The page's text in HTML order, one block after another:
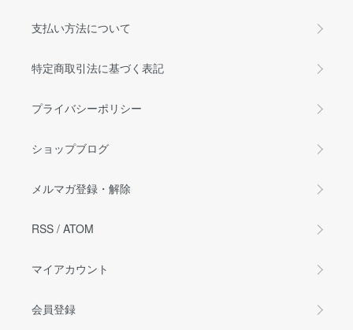
支払い方法について
特定商取引法に基づく表記
プライバシーポリシー
ショップブログ
メルマガ登録・解除
RSS / ATOM
マイアカウント
会員登録